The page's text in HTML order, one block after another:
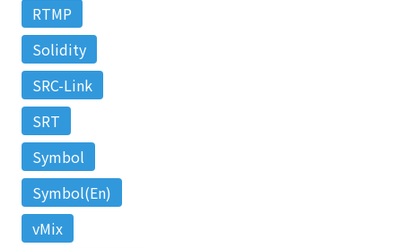
RTMP
Solidity
SRC-Link
SRT
Symbol
Symbol(En)
vMix